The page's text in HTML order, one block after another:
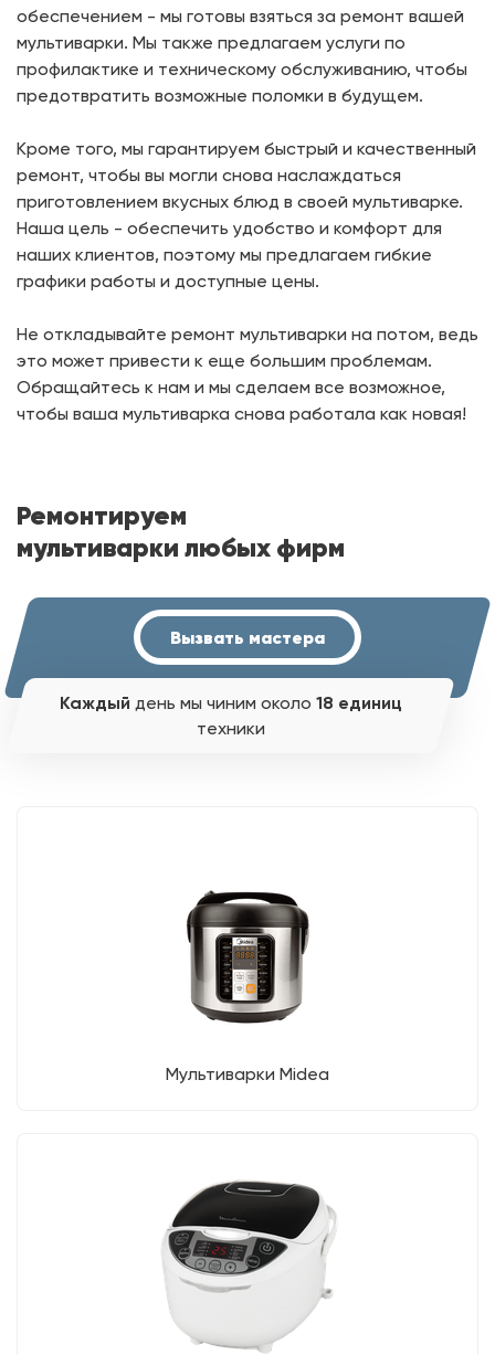
обеспечением - мы готовы взяться за ремонт вашей
мультиварки. Мы также предлагаем услуги по
профилактике и техническому обслуживанию, чтобы
предотвратить возможные поломки в будущем.
Кроме того, мы гарантируем быстрый и качественный
ремонт, чтобы вы могли снова наслаждаться
приготовлением вкусных блюд в своей мультиварке.
Наша цель - обеспечить удобство и комфорт для
наших клиентов, поэтому мы предлагаем гибкие
графики работы и доступные цены.
Не откладывайте ремонт мультиварки на потом, ведь
это может привести к еще большим проблемам.
Обращайтесь к нам и мы сделаем все возможное,
чтобы ваша мультиварка снова работала как новая!
Ремонтируем
мультиварки любых фирм
Вызвать мастера
Каждый день мы чиним около 18 единиц
техники
Мультиварки Midea